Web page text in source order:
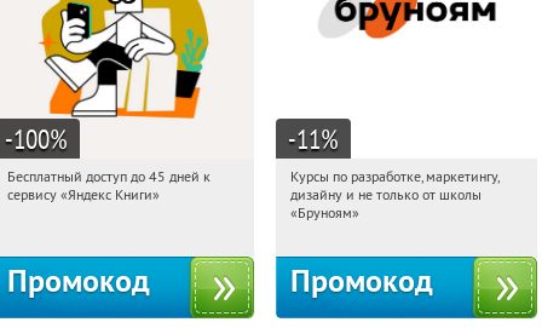
-100%
22:45:36
Получи первым!
Бесплатный доступ до 45 дней к
сервису «Яндекс Книги»
Промокод
-11%
22:45:36
Получи первым!
Россия
Курсы по разработке, маркетингу,
дизайну и не только от школы
«Бруноям»
Промокод